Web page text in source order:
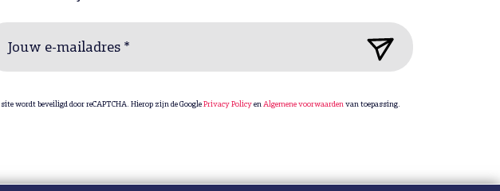
Jouw e-mailadres *
site wordt beveiligd door reCAPTCHA. Hierop zijn de GooglePrivacy PolicyenAlgemene voorwaardenvan toepassing.